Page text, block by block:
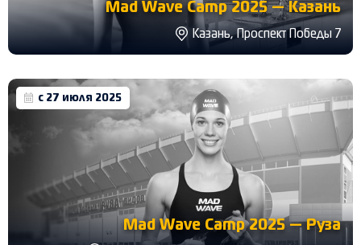
Mad Wave Camp 2025 — Казань
Казань, Проспект Победы 7
с 27 июля 2025
Mad Wave Camp 2025 — Руза